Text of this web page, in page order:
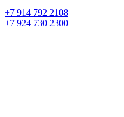
+7 914 792 2108
+7 924 730 2300